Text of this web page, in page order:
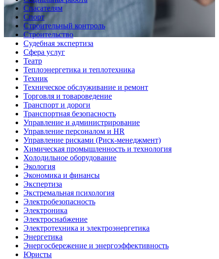
Спасателям
Спорт
Строительный контроль
Строительство
Судебная экспертиза
Сфера услуг
Театр
Теплоэнергетика и теплотехника
Техник
Техническое обслуживание и ремонт
Торговля и товароведение
Транспорт и дороги
Транспортная безопасность
Управление и администрирование
Управление персоналом и HR
Управление рисками (Риск-менеджмент)
Химическая промышленность и технология
Холодильное оборудование
Экология
Экономика и финансы
Экспертиза
Экстремальная психология
Электробезопасность
Электроника
Электроснабжение
Электротехника и электроэнергетика
Энергетика
Энергосбережение и энергоэффективность
Юристы